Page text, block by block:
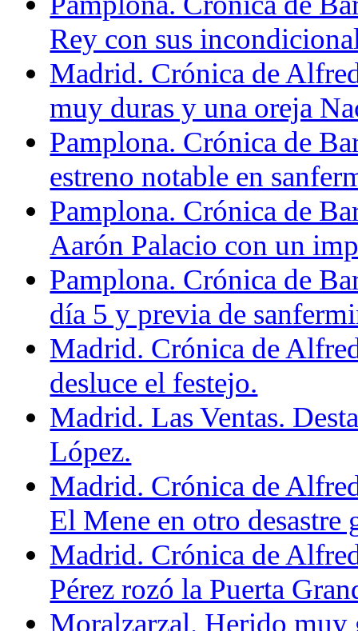
Rey con sus
Madrid. Crónica de
muy duras y una oreja
Pamplona. Crónica de
estreno notable en
Pamplona. Crónica de
Aarón Palacio con un
Pamplona. Crónica de
día 5 y previa de
Madrid. Crónica de
desluce el festejo.
Madrid. Las Ventas.
López.
Madrid. Crónica de
El Mene en otro desastre
Madrid. Crónica de
Pérez rozó la Puerta
Moralzarzal. Herido muy